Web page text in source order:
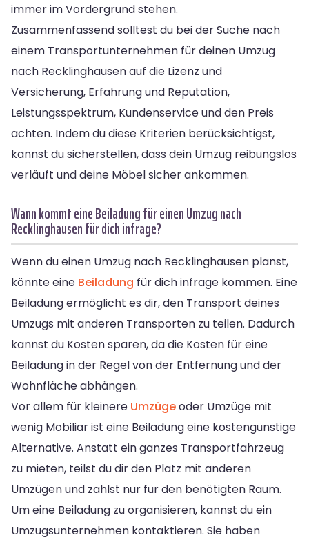
immer im Vordergrund stehen.
Zusammenfassend solltest du bei der Suche nach
einem Transportunternehmen für deinen Umzug
nach Recklinghausen auf die Lizenz und
Versicherung, Erfahrung und Reputation,
Leistungsspektrum, Kundenservice und den Preis
achten. Indem du diese Kriterien berücksichtigst,
kannst du sicherstellen, dass dein Umzug reibungslos
verläuft und deine Möbel sicher ankommen.
Wann kommt eine Beiladung für einen Umzug nach
Recklinghausen für dich infrage?
Wenn du einen Umzug nach Recklinghausen planst,
könnte eine Beiladung für dich infrage kommen. Eine
Beiladung ermöglicht es dir, den Transport deines
Umzugs mit anderen Transporten zu teilen. Dadurch
kannst du Kosten sparen, da die Kosten für eine
Beiladung in der Regel von der Entfernung und der
Wohnfläche abhängen.
Vor allem für kleinere Umzügeoder Umzüge mit
wenig Mobiliar ist eine Beiladung eine kostengünstige
Alternative. Anstatt ein ganzes Transportfahrzeug
zu mieten, teilst du dir den Platz mit anderen
Umzügen und zahlst nur für den benötigten Raum.
Um eine Beiladung zu organisieren, kannst du ein
Umzugsunternehmen kontaktieren. Sie haben